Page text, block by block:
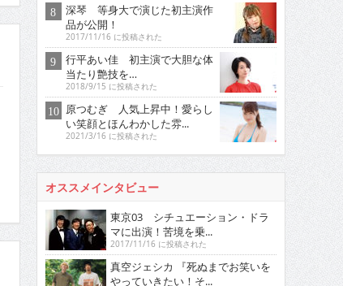
深琴 等身大で演じた初主演作
品が公開！
2017/11/16 に投稿された
行平あい佳 初主演で大胆な体
当たり艶技を…
2018/9/15 に投稿された
原つむぎ 人気上昇中！愛らし
い笑顔とほんわかした雰...
2021/3/16 に投稿された
オススメインタビュー
東京03 シチュエーション・ドラ
マに出演！苦境を乗...
2017/11/16 に投稿された
真空ジェシカ 『死ぬまでお笑いを
やっていきたい！そ...